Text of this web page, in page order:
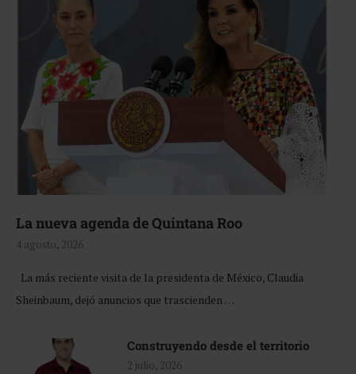
La nueva agenda de Quintana Roo
4 agosto, 2026
La más reciente visita de la presidenta de México, Claudia
Sheinbaum, dejó anuncios que trascienden …
Construyendo desde el territorio
2 julio, 2026